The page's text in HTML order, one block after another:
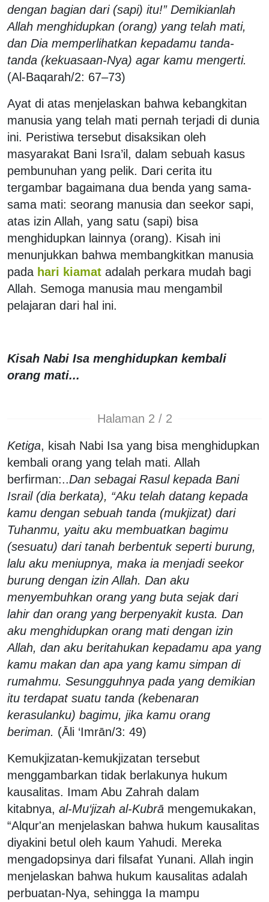
dengan bagian dari (sapi) itu!” Demikianlah
Allah menghidupkan (orang) yang telah mati,
dan Dia memperlihatkan kepadamu tanda-
tanda (kekuasaan-Nya) agar kamu mengerti.
(Al-Baqarah/2: 67–73)
Ayat di atas menjelaskan bahwa kebangkitan
manusia yang telah mati pernah terjadi di dunia
ini. Peristiwa tersebut disaksikan oleh
masyarakat Bani Isra’il, dalam sebuah kasus
pembunuhan yang pelik. Dari cerita itu
tergambar bagaimana dua benda yang sama-
sama mati: seorang manusia dan seekor sapi,
atas izin Allah, yang satu (sapi) bisa
menghidupkan lainnya (orang). Kisah ini
menunjukkan bahwa membangkitkan manusia
pada hari kiamat adalah perkara mudah bagi
Allah. Semoga manusia mau mengambil
pelajaran dari hal ini.
Kisah Nabi Isa menghidupkan kembali
orang mati...
Halaman 2 / 2
Ketiga, kisah Nabi Isa yang bisa menghidupkan
kembali orang yang telah mati. Allah
berfirman:..Dan sebagai Rasul kepada Bani
Israil (dia berkata), “Aku telah datang kepada
kamu dengan sebuah tanda (mukjizat) dari
Tuhanmu, yaitu aku membuatkan bagimu
(sesuatu) dari tanah berbentuk seperti burung,
lalu aku meniupnya, maka ia menjadi seekor
burung dengan izin Allah. Dan aku
menyembuhkan orang yang buta sejak dari
lahir dan orang yang berpenyakit kusta. Dan
aku menghidupkan orang mati dengan izin
Allah, dan aku beritahukan kepadamu apa yang
kamu makan dan apa yang kamu simpan di
rumahmu. Sesungguhnya pada yang demikian
itu terdapat suatu tanda (kebenaran
kerasulanku) bagimu, jika kamu orang
beriman. (Āli ‘Imrān/3: 49)
Kemukjizatan-kemukjizatan tersebut
menggambarkan tidak berlakunya hukum
kausalitas. Imam Abu Zahrah dalam
kitabnya, al-Mu‘jizah al-Kubrā mengemukakan,
“Alqur'an menjelaskan bahwa hukum kausalitas
diyakini betul oleh kaum Yahudi. Mereka
mengadopsinya dari filsafat Yunani. Allah ingin
menjelaskan bahwa hukum kausalitas adalah
perbuatan-Nya, sehingga Ia mampu